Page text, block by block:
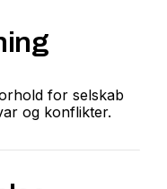
for selskab
og konflikter.